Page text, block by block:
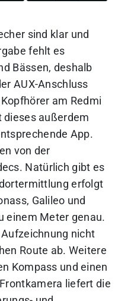
sind klar und
fehlt es
Bässen, deshalb
AUX-Anschluss
am Redmi
dieses außerdem
App.
von der
Natürlich gibt es
erfolgt
Galileo und
einem Meter genau.
nicht
Route ab. Weitere
Kompass und einen
liefert die